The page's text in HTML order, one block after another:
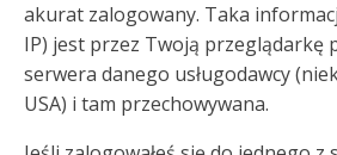
akurat zalogowany. Taka
IP) jest przez Twoją przeglądarkę
serwera danego usługodawcy
USA) i tam przechowywana.